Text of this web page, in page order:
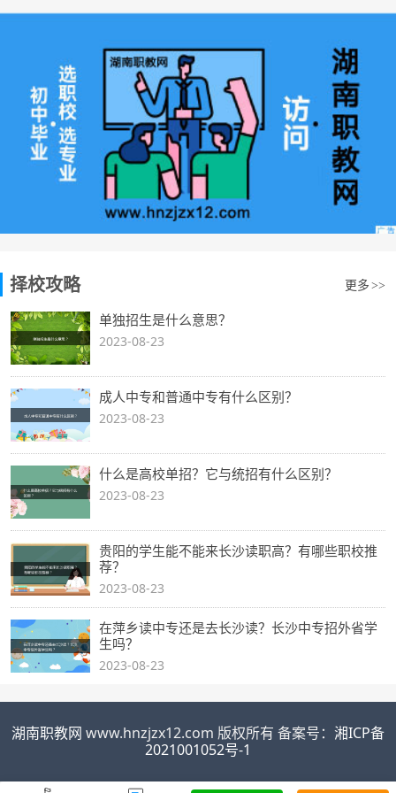
择校攻略 更多 >>
单独招生是什么意思？
2023-08-23
成人中专和普通中专有什么区别？
2023-08-23
什么是高校单招？它与统招有什么区别？
2023-08-23
贵阳的学生能不能来长沙读职高？有哪些职校推
荐？
2023-08-23
在萍乡读中专还是去长沙读？长沙中专招外省学
生吗？
2023-08-23
湖南职教网 www.hnzjzx12.com 版权所有 备案号： 湘ICP备
2021001052号-1